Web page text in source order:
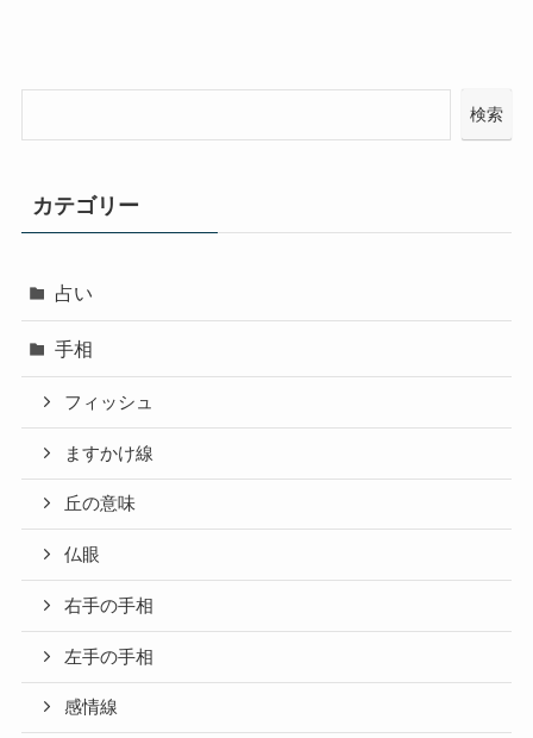
検索
カテゴリー
占い
手相
フィッシュ
ますかけ線
丘の意味
仏眼
右手の手相
左手の手相
感情線